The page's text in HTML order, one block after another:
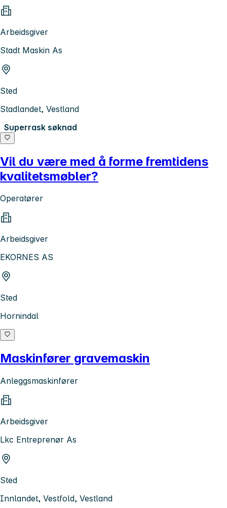
Arbeidsgiver
Stadt Maskin As
Sted
Stadlandet, Vestland
Superrask søknad
Vil du være med å forme fremtidens
kvalitetsmøbler?
Operatører
Arbeidsgiver
EKORNES AS
Sted
Hornindal
Maskinfører gravemaskin
Anleggsmaskinfører
Arbeidsgiver
Lkc Entreprenør As
Sted
Innlandet, Vestfold, Vestland